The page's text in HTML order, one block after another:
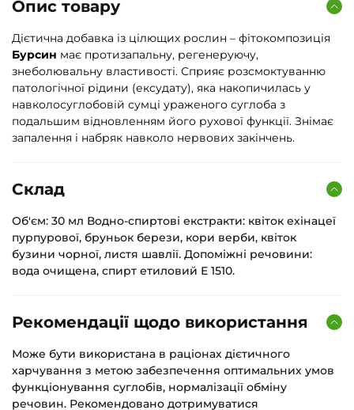
Опис товару
Дієтична добавка із цілющих рослин – фітокомпозиція
Бурсин має протизапальну, регенеруючу,
знеболювальну властивості. Сприяє розсмоктуванню
патологічної рідини (ексудату), яка накопичилась у
навколосуглобовій сумці ураженого суглоба з
подальшим відновленням його рухової функції. Знімає
запалення і набряк навколо нервових закінчень.
Склад
Об'єм: 30 мл Водно-спиртові екстракти: квіток ехінацеї
пурпурової, бруньок берези, кори верби, квіток
бузини чорної, листя шавлії. Допоміжні речовини:
вода очищена, спирт етиловий Е 1510.
Рекомендації щодо використання
Може бути використана в раціонах дієтичного
харчування з метою забезпечення оптимальних умов
функціонування суглобів, нормалізації обміну
речовин. Рекомендовано дотримуватися